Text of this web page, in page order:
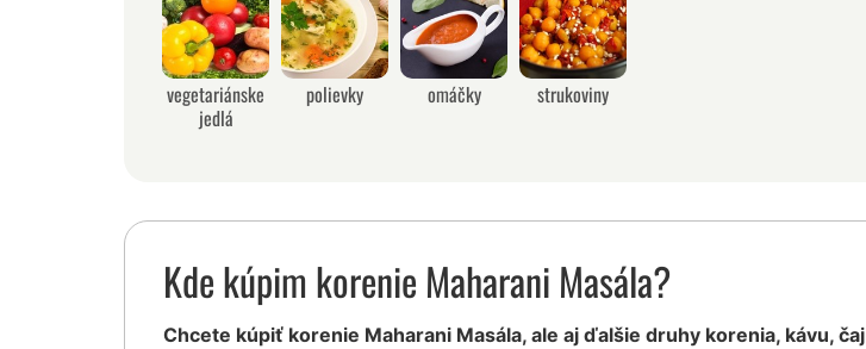
vegetariánske
jedlá
polievky omáčky strukoviny
Kde kúpim korenie Maharani Masála?
Chcete kúpiť korenie Maharani Masála, ale aj ďalšie druhy korenia, kávu, čaj